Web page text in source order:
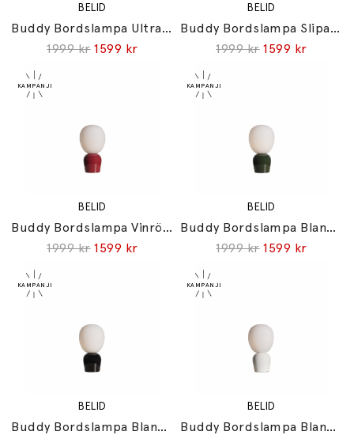
BELID
Buddy Bordslampa Ultramarin Blå/Opalglas
1999 kr 1599 kr
BELID
Buddy Bordslampa Slipad Aluminium/Opalglas
1999 kr 1599 kr
BELID
Buddy Bordslampa Vinröd/Opalglas
1999 kr 1599 kr
BELID
Buddy Bordslampa Blank Skogsgrön/Opalglas
1999 kr 1599 kr
BELID
Buddy Bordslampa Blanksvart/Opalglas
BELID
Buddy Bordslampa Blankvit/Opalglas